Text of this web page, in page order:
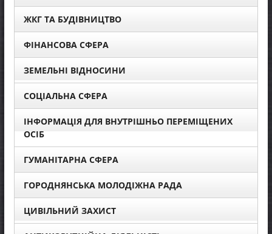
ЖКГ ТА БУДІВНИЦТВО
ФІНАНСОВА СФЕРА
ЗЕМЕЛЬНІ ВІДНОСИНИ
СОЦІАЛЬНА СФЕРА
ІНФОРМАЦІЯ ДЛЯ ВНУТРІШНЬО ПЕРЕМІЩЕНИХ
ОСІБ
ГУМАНІТАРНА СФЕРА
ГОРОДНЯНСЬКА МОЛОДІЖНА РАДА
ЦИВІЛЬНИЙ ЗАХИСТ